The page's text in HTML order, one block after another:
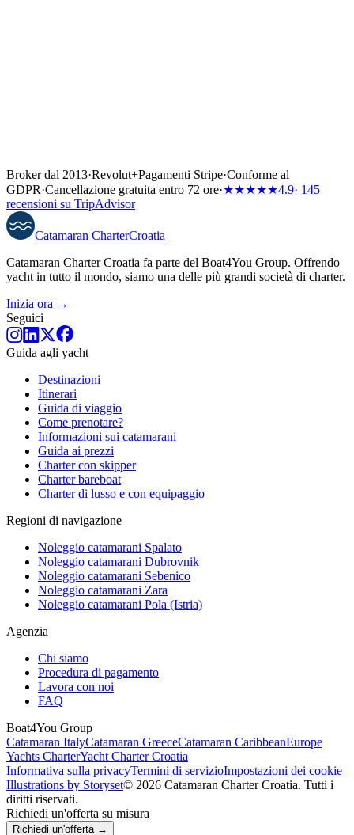
Broker dal 2013·Revolut+Pagamenti Stripe·Conforme al
GDPR·Cancellazione gratuita entro 72 ore·★★★★★4.9· 145
recensioni su TripAdvisor
Catamaran CharterCroatia
Catamaran Charter Croatia fa parte del Boat4You Group. Offrendo
yacht in tutto il mondo, siamo una delle più grandi società di charter.
Inizia ora →
Seguici
Guida agli yacht
Destinazioni
Itinerari
Guida di viaggio
Come prenotare?
Informazioni sui catamarani
Guida ai prezzi
Charter con skipper
Charter bareboat
Charter di lusso e con equipaggio
Regioni di navigazione
Noleggio catamarani Spalato
Noleggio catamarani Dubrovnik
Noleggio catamarani Sebenico
Noleggio catamarani Zara
Noleggio catamarani Pola (Istria)
Agenzia
Chi siamo
Procedura di pagamento
Lavora con noi
FAQ
Boat4You Group
Catamaran ItalyCatamaran GreeceCatamaran CaribbeanEurope
Yachts CharterYacht Charter Croatia
Informativa sulla privacyTermini di servizioImpostazioni dei cookie
Illustrations by Storyset© 2026 Catamaran Charter Croatia. Tutti i
diritti riservati.
Richiedi un'offerta su misura
Richiedi un'offerta →